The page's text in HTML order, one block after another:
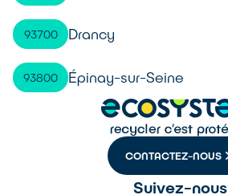
93700 Drancy
93800 Épinay-sur-Seine
CONTACTEZ-NOUS
Suivez-nous